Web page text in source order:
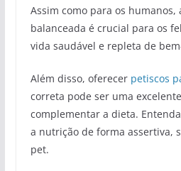
Assim como para os humanos,
balanceada é crucial para os
vida saudável e repleta de
Além disso, oferecer petiscos
correta pode ser uma
complementar a dieta.
a nutrição de forma assertiva,
pet.